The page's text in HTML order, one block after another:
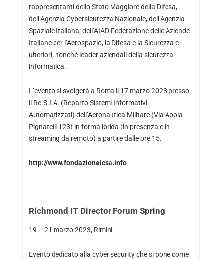
rappresentanti dello Stato Maggiore della Difesa,
dell’Agenzia Cybersicurezza Nazionale, dell’Agenzia
Spaziale Italiana, dell’AIAD-Federazione delle Aziende
Italiane per l’Aerospazio, la Difesa e la Sicurezza e
ulteriori, nonché leader aziendali della sicurezza
informatica.
L’evento si svolgerà a Roma il 17 marzo 2023 presso
il Re.S.I.A. (Reparto Sistemi Informativi
Automatizzati) dell’Aeronautica Militare (Via Appia
Pignatelli 123) in forma ibrida (in presenza e in
streaming da remoto) a partire dalle ore 15.
http://www.fondazioneicsa.info
Richmond IT Director Forum Spring
19 – 21 marzo 2023, Rimini
Evento dedicato alla cyber security che si pone come